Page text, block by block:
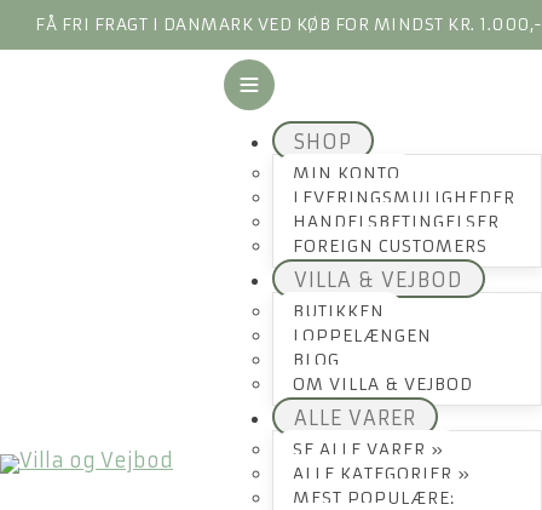
FÅ FRI FRAGT I DANMARK VED KØB FOR MINDST KR. 1.000,-
SHOP
MIN KONTO
LEVERINGSMULIGHEDER
HANDELSBETINGELSER
FOREIGN CUSTOMERS
VILLA & VEJBOD
BUTIKKEN
LOPPELÆNGEN
BLOG
OM VILLA & VEJBOD
ALLE VARER
SE ALLE VARER »
ALLE KATEGORIER »
MEST POPULÆRE: